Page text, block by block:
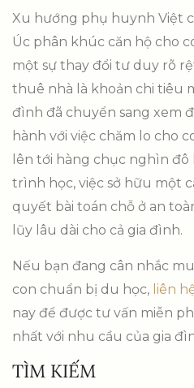
Xu hướng phụ huynh Việt
Úc phân khúc căn hộ cho
một sự thay đổi tư duy rõ
thuê nhà là khoản chi tiêu
đình đã chuyển sang xem
hành với việc chăm lo cho
lên tới hàng chục nghìn
trình học, việc sở hữu một
quyết bài toán chỗ ở an
lũy lâu dài cho cả gia đình.
Nếu bạn đang cân nhắc
con chuẩn bị du học, liên
nay để được tư vấn miễn
nhất với nhu cầu của gia
TÌM KIẾM